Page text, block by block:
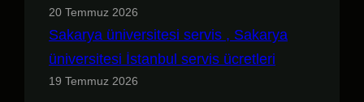
20 Temmuz 2026
Sakarya üniversitesi servis , Sakarya
üniversitesi İstanbul servis ücretleri
19 Temmuz 2026